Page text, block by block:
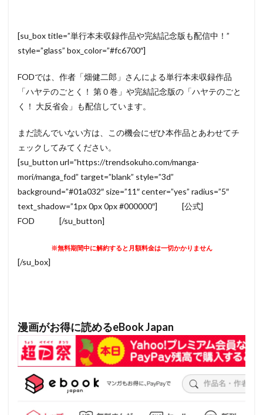
[su_box title=”単行本未収録作品や完結記念版も配信中！”
style=”glass” box_color=”#fc6700″]
FODでは、作者「畑健二郎」さんによる単行本未収録作品
「ハヤテのごとく！ 第０巻」や完結記念版の「ハヤテのごと
く！ 大反省会」も配信しています。
まだ読んでいない方は、この機会にぜひ本作品とあわせてチ
ェックしてみてください。
[su_button url=”https://trendsokuho.com/manga-
mori/manga_fod” target=”blank” style=”3d”
background=”#01a032″ size=”11″ center=”yes” radius=”5″
text_shadow=”1px 0px 0px #000000″] [公式]
FOD [/su_button]
※無料期間中に解約すると月額料金は一切かかりません
[/su_box]
漫画がお得に読めるeBook Japan